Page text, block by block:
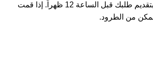
استثنائية، يتم شحن المنتجات في نفس اليوم إذا قمت بتقديم طلبك قبل الساعة 12 ظهراً. إذا قمت
من الطرود.